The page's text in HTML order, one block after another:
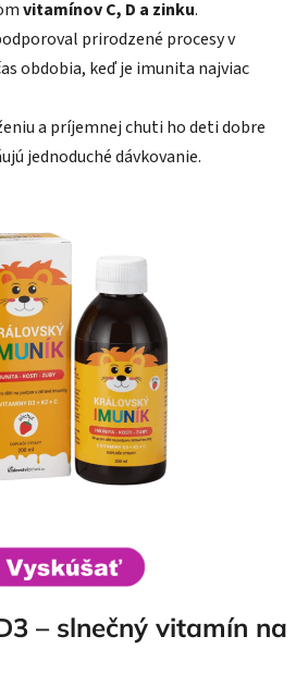
vitamínov C, D a zinku.
prirodzené procesy v
obdobia, keď je imunita najviac
a príjemnej chuti ho deti dobre
jednoduché dávkovanie.
– slnečný vitamín na